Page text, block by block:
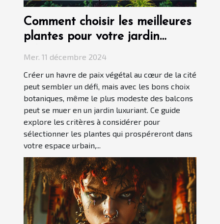
Comment choisir les meilleures
plantes pour votre jardin
urbain
Mer. 11 décembre 2024
Créer un havre de paix végétal au cœur de la cité
peut sembler un défi, mais avec les bons choix
botaniques, même le plus modeste des balcons
peut se muer en un jardin luxuriant. Ce guide
explore les critères à considérer pour
sélectionner les plantes qui prospéreront dans
votre espace urbain,...